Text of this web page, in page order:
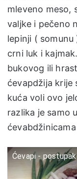
mleveno meso,
valjke i pečeno
lepinji (
crni luk i
bukovog ili
ćevapdžija krije
kuća voli ovo
razlika je samo
Ćevapi -